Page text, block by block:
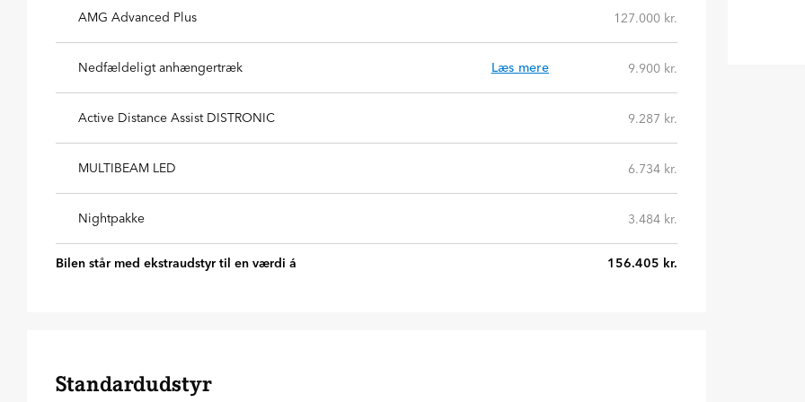
AMG Advanced Plus 127.000 kr.
Nedfældeligt anhængertræk Læs mere 9.900 kr.
Active Distance Assist DISTRONIC 9.287 kr.
MULTIBEAM LED 6.734 kr.
Nightpakke 3.484 kr.
Bilen står med ekstraudstyr til en værdi á 156.405 kr.
Standardudstyr